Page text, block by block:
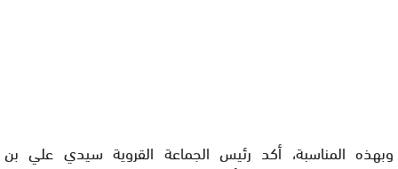
وبهذه المناسبة، أكد رئيس الجماعة القروية سيدي علي بن